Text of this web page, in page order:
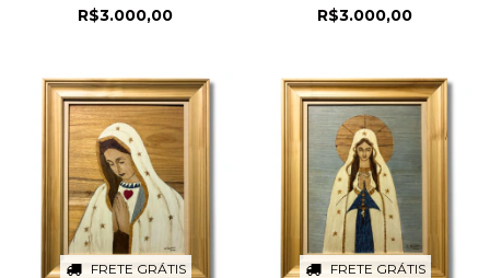
R$3.000,00 R$3.000,00
FRETE GRÁTIS FRETE GRÁTIS